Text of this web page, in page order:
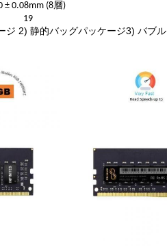
± 0.08mm (8層)
19
ジ 2) 静的バッグパッケージ3) バブル